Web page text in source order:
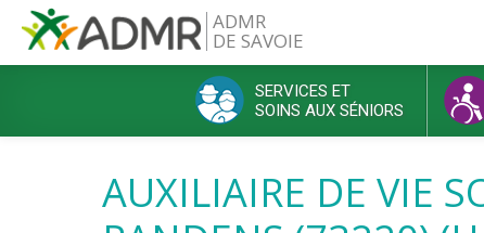
Aller au contenu principal ADMR
DE SAVOIE
SERVICES ET
SOINS AUX SÉNIORS
Menu principalAUXILIAIRE DE VIE